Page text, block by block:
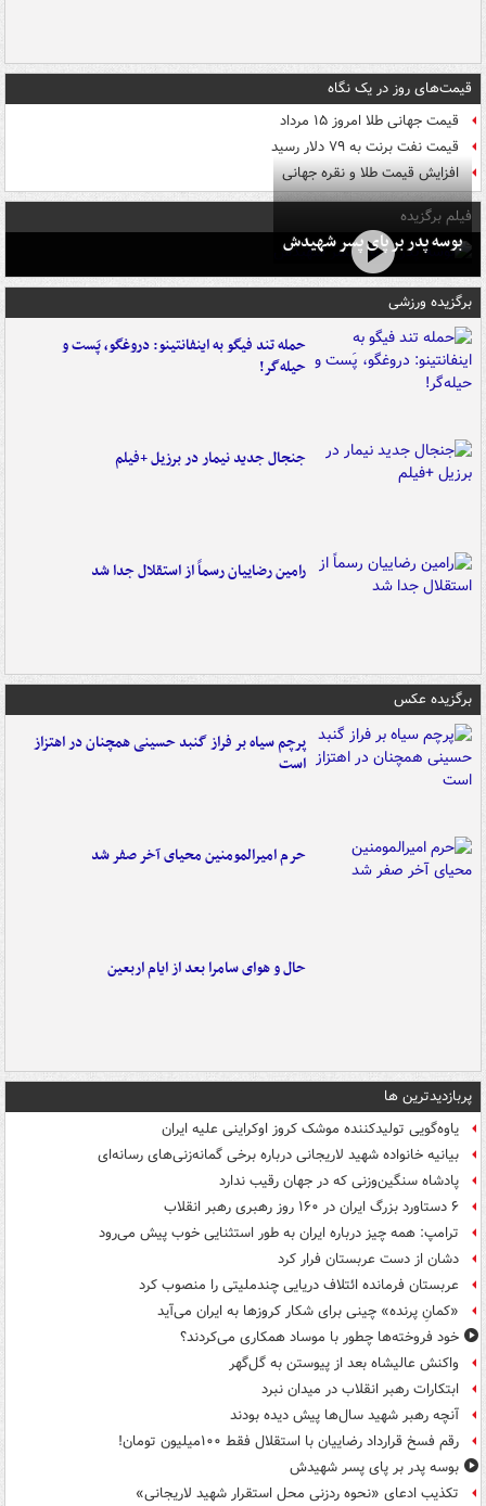
قیمت‌های روز در یک نگاه
قیمت جهانی طلا امروز ۱۵ مرداد
قیمت نفت برنت به ۷۹ دلار رسید
افزایش قیمت طلا و نقره جهانی
فیلم برگزیده
بوسه‌ پدر بر پای پسر شهیدش
برگزیده ورزشی
حمله تند فیگو به اینفانتینو: دروغگو، پَست‌ و
حیله‌گر!
جنجال جدید نیمار در برزیل +فیلم
رامین رضاییان رسماً از استقلال جدا شد
برگزیده عکس
پرچم سیاه بر فراز گنبد حسینی همچنان در اهتزاز
است
حرم امیرالمومنین محیای آخر صفر شد
حال و هوای سامرا بعد از ایام اربعین
پربازدیدترین ها
یاوه‌گویی تولیدکننده موشک کروز اوکراینی علیه ایران
بیانیه خانواده شهید لاریجانی درباره برخی گمانه‌زنی‌های رسانه‌ای
پادشاه سنگین‌وزنی که در جهان رقیب ندارد
۶ دستاورد بزرگ ایران در ۱۶۰ روز رهبری رهبر انقلاب
ترامپ: همه چیز درباره ایران به طور استثنایی خوب پیش می‌رود
دشان از دست عربستان فرار کرد
عربستان فرمانده ائتلاف دریایی چندملیتی را منصوب کرد
«کمانِ پرنده» چینی برای شکار کروزها به ایران می‌آید
خود فروخته‌ها چطور با موساد همکاری می‌کردند؟
واکنش عالیشاه بعد از پیوستن به گل‌گهر
ابتکارات رهبر انقلاب در میدان نبرد
آنچه رهبر شهید سال‌ها پیش دیده بودند
رقم فسخ قرارداد رضاییان با استقلال فقط ۱۰۰میلیون تومان!
بوسه‌ پدر بر پای پسر شهیدش
تکذیب ادعای «نحوه ردزنی محل استقرار شهید لاریجانی»